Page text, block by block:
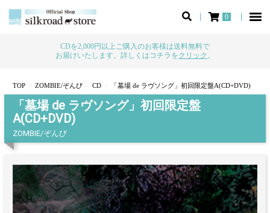
0
CDを2,000円以上ご購入のお客様は送料無料で
お届けいたします。詳しくはコチラをクリック 。
TOP ZOMBIE/ぞんび CD 「墓場 de ラヴソング」初回限定盤A(CD+DVD)
「墓場 de ラヴソング」初回限定盤
A(CD+DVD)
ZOMBIE/ぞんび